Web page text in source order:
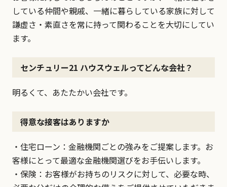
している仲間や親戚、一緒に暮らしている家族に対して
謙虚さ・素直さを常に持って関わることを大切にしてい
ます。
センチュリー21 ハウスウェルってどんな会社？
明るくて、あたたかい会社です。
得意な接客はありますか
・住宅ローン：金融機関ごとの強みをご提案します。お
客様にとって最適な金融機関選びをお手伝いします。
・保険：お客様がお持ちのリスクに対して、必要な時、